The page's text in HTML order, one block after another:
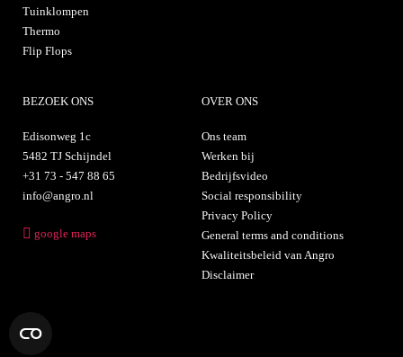
Tuinklompen
Thermo
Flip Flops
OVER ONS
Ons team
Werken bij
Bedrijfsvideo
Social responsibility
Privacy Policy
General terms and conditions
Kwaliteitsbeleid van Angro
Disclaimer
BEZOEK ONS
Edisonweg 1c
5482 TJ Schijndel
+31 73 - 547 88 65
info@angro.nl
google maps